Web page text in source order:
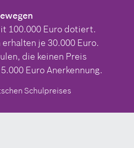
100.000 Euro dotiert.
je 30.000 Euro.
die keinen Preis
Euro Anerkennung.
Schulpreises